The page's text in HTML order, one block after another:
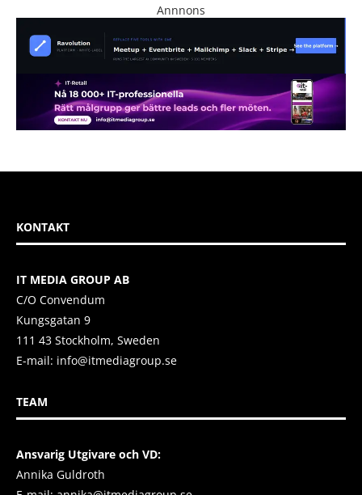
Annnons
KONTAKT
IT MEDIA GROUP AB
C/O Convendum
Kungsgatan 9
111 43 Stockholm, Sweden
E-mail: info@itmediagroup.se
TEAM
Ansvarig Utgivare och VD:
Annika Guldroth